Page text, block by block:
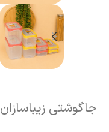
جاگوشتی زیباسازان